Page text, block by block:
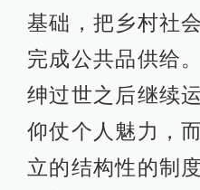
基础，把乡村社
完成公共品供给
绅过世之后继续
仰仗个人魅力，
立的结构性的制